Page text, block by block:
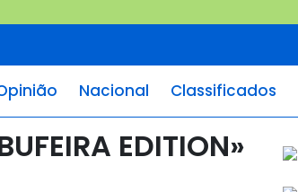
Nacional Classificados
EDITION»